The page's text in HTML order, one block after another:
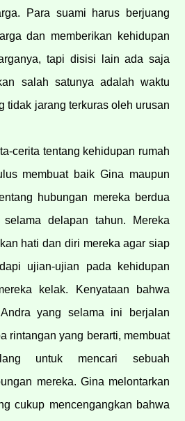
Para suami harus berjuang
dan memberikan kehidupan
tapi disisi lain ada saja
salah satunya adalah waktu
tidak jarang terkuras oleh urusan
cerita tentang kehidupan rumah
membuat baik Gina maupun
hubungan mereka berdua
delapan tahun. Mereka
hati dan diri mereka agar siap
ujian-ujian pada kehidupan
kelak. Kenyataan bahwa
yang selama ini berjalan
rintangan yang berarti, membuat
untuk mencari sebuah
mereka. Gina melontarkan
cukup mencengangkan bahwa